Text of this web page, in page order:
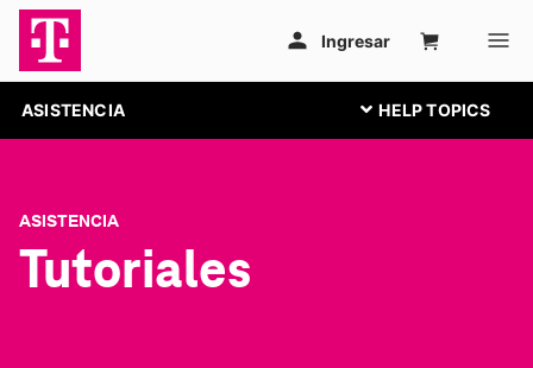
ASISTENCIA
ASISTENCIA
Tutoriales